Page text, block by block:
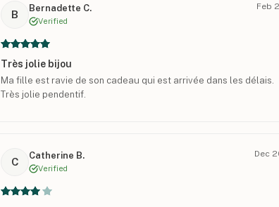
B
Bernadette C.
Verified
Feb
Très jolie bijou
Ma fille est ravie de son cadeau qui est arrivée dans les délais.
Très jolie pendentif.
C
Catherine B.
Verified
Dec